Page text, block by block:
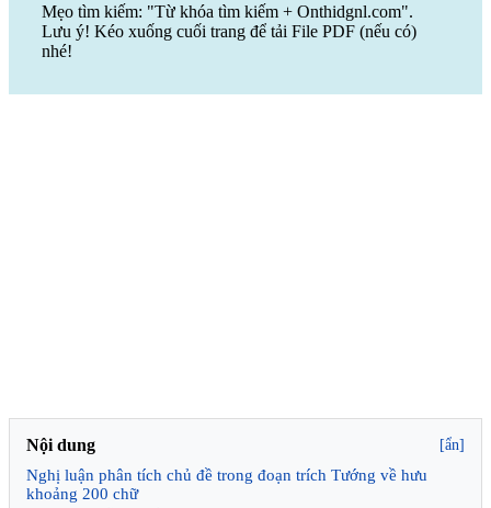
Mẹo tìm kiếm: "Từ khóa tìm kiếm + Onthidgnl.com".
Lưu ý! Kéo xuống cuối trang để tải File PDF (nếu có)
nhé!
Nội dung [ẩn]
Nghị luận phân tích chủ đề trong đoạn trích Tướng về hưu
khoảng 200 chữ